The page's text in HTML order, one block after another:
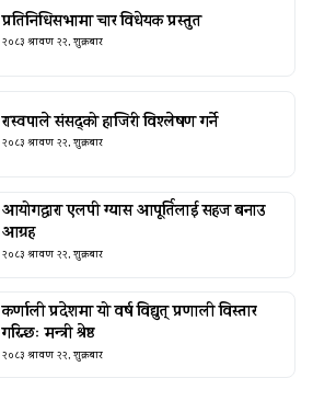
प्रतिनिधिसभामा चार विधेयक प्रस्तुत
२०८३ श्रावण २२, शुक्रबार
रास्वपाले संसद्को हाजिरी विश्लेषण गर्ने
२०८३ श्रावण २२, शुक्रबार
आयोगद्वारा एलपी ग्यास आपूर्तिलाई सहज बनाउ
आग्रह
२०८३ श्रावण २२, शुक्रबार
कर्णाली प्रदेशमा यो वर्ष विद्युत् प्रणाली विस्तार
गरिन्छः मन्त्री श्रेष्ठ
२०८३ श्रावण २२, शुक्रबार